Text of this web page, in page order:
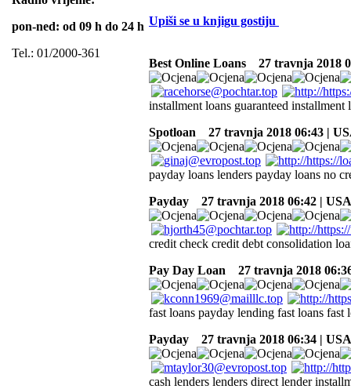
pon-ned: od 09 h do 24 h
Tel.: 01/2000-361
Upiši se u knjigu gostiju
Best Online Loans 27 travnja 2018
installment loans guaranteed
Spotloan
27 travnja 2018 06:43 |
payday loans lenders payday loans no
Payday
27 travnja 2018 06:42 | USA
credit check credit debt consolidation
Pay Day Loan
27 travnja 2018
fast loans payday lending fast loans fast
Payday
27 travnja 2018 06:34 | USA
cash lenders lenders direct lender